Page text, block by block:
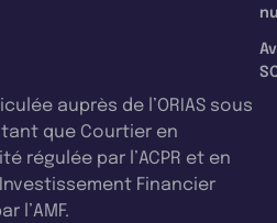
auprès de l’ORIAS sous
tant que Courtier en
régulée par l’ACPR et en
Financier
l’AMF.